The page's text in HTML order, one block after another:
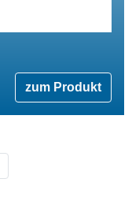
zum Produkt